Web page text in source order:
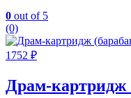
0 out of 5
(0)
1752 ₽
Драм-картридж